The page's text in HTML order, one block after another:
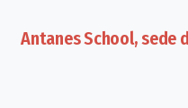
Antanes School, sede